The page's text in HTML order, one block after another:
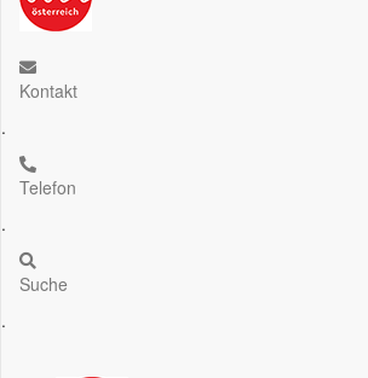
Kontakt
.
Telefon
.
Suche
.